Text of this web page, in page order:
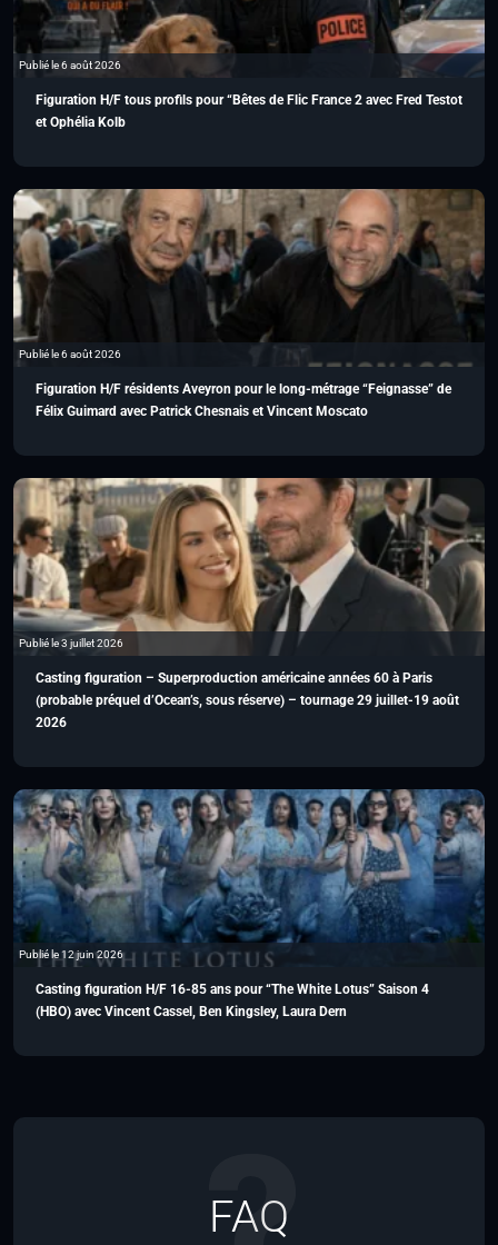
Publié le 6 août 2026
Figuration H/F tous profils pour “Bêtes de Flic France 2 avec Fred Testot
et Ophélia Kolb
Publié le 6 août 2026
Figuration H/F résidents Aveyron pour le long-métrage “Feignasse” de
Félix Guimard avec Patrick Chesnais et Vincent Moscato
Publié le 3 juillet 2026
Casting figuration – Superproduction américaine années 60 à Paris
(probable préquel d’Ocean’s, sous réserve) – tournage 29 juillet-19 août
2026
Publié le 12 juin 2026
Casting figuration H/F 16-85 ans pour “The White Lotus” Saison 4
(HBO) avec Vincent Cassel, Ben Kingsley, Laura Dern
FAQ